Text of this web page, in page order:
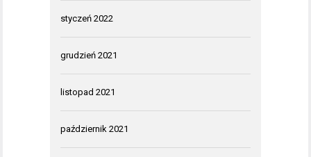
styczeń 2022
grudzień 2021
listopad 2021
październik 2021